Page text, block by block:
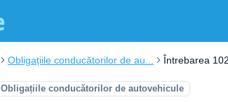
Obligațiile conducătorilor de au... Întrebarea
Obligațiile conducătorilor de autovehicule